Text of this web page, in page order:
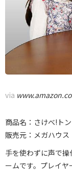
via
商品名：さけべ!ト
販売元：メガハウス
手を使わずに声で
ームです。プレイヤ